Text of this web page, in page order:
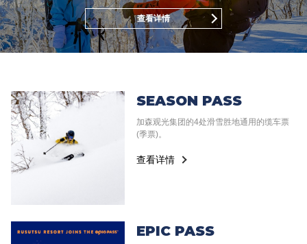
查看详情
SEASON PASS
加森观光集团的4处滑雪胜地通用的缆车票
(季票)。
查看详情
EPIC PASS